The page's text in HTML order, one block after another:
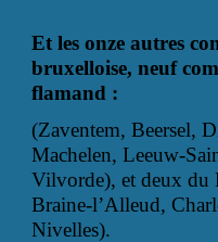
Et les onze autres
bruxelloise, neuf
flamand :
(Zaventem, Beersel,
Machelen, Leeuw-
Vilvorde), et deux du
Braine-l’Alleud,
Nivelles).